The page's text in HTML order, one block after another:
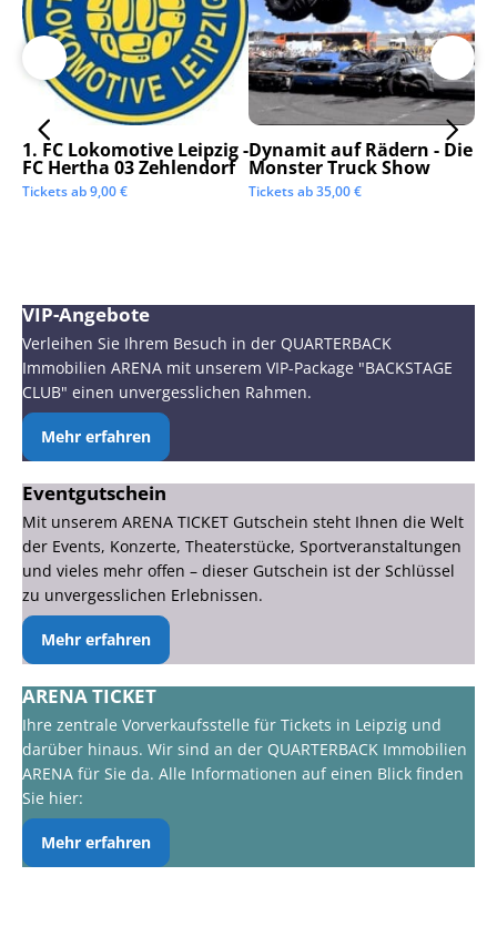
1. FC Lokomotive Leipzig -
FC Hertha 03 Zehlendorf
Tickets ab9,00€
Dynamit auf Rädern - Die
Monster Truck Show
Tickets ab35,00€
VIP-Angebote
Verleihen Sie Ihrem Besuch in der QUARTERBACK
Immobilien ARENA mit unserem VIP-Package "BACKSTAGE
CLUB" einen unvergesslichen Rahmen.
Mehr erfahren
Eventgutschein
Mit unserem ARENA TICKET Gutschein steht Ihnen die Welt
der Events, Konzerte, Theaterstücke, Sportveranstaltungen
und vieles mehr offen – dieser Gutschein ist der Schlüssel
zu unvergesslichen Erlebnissen.
Mehr erfahren
ARENA TICKET
Ihre zentrale Vorverkaufsstelle für Tickets in Leipzig und
darüber hinaus. Wir sind an der QUARTERBACK Immobilien
ARENA für Sie da. Alle Informationen auf einen Blick finden
Sie hier:
Mehr erfahren